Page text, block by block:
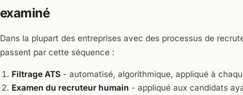
examiné
Dans la plupart des entreprises avec des processus de
passent par cette séquence :
Filtrage ATS - automatisé, algorithmique, appliqué à
Examen du recruteur humain - appliqué aux candidats